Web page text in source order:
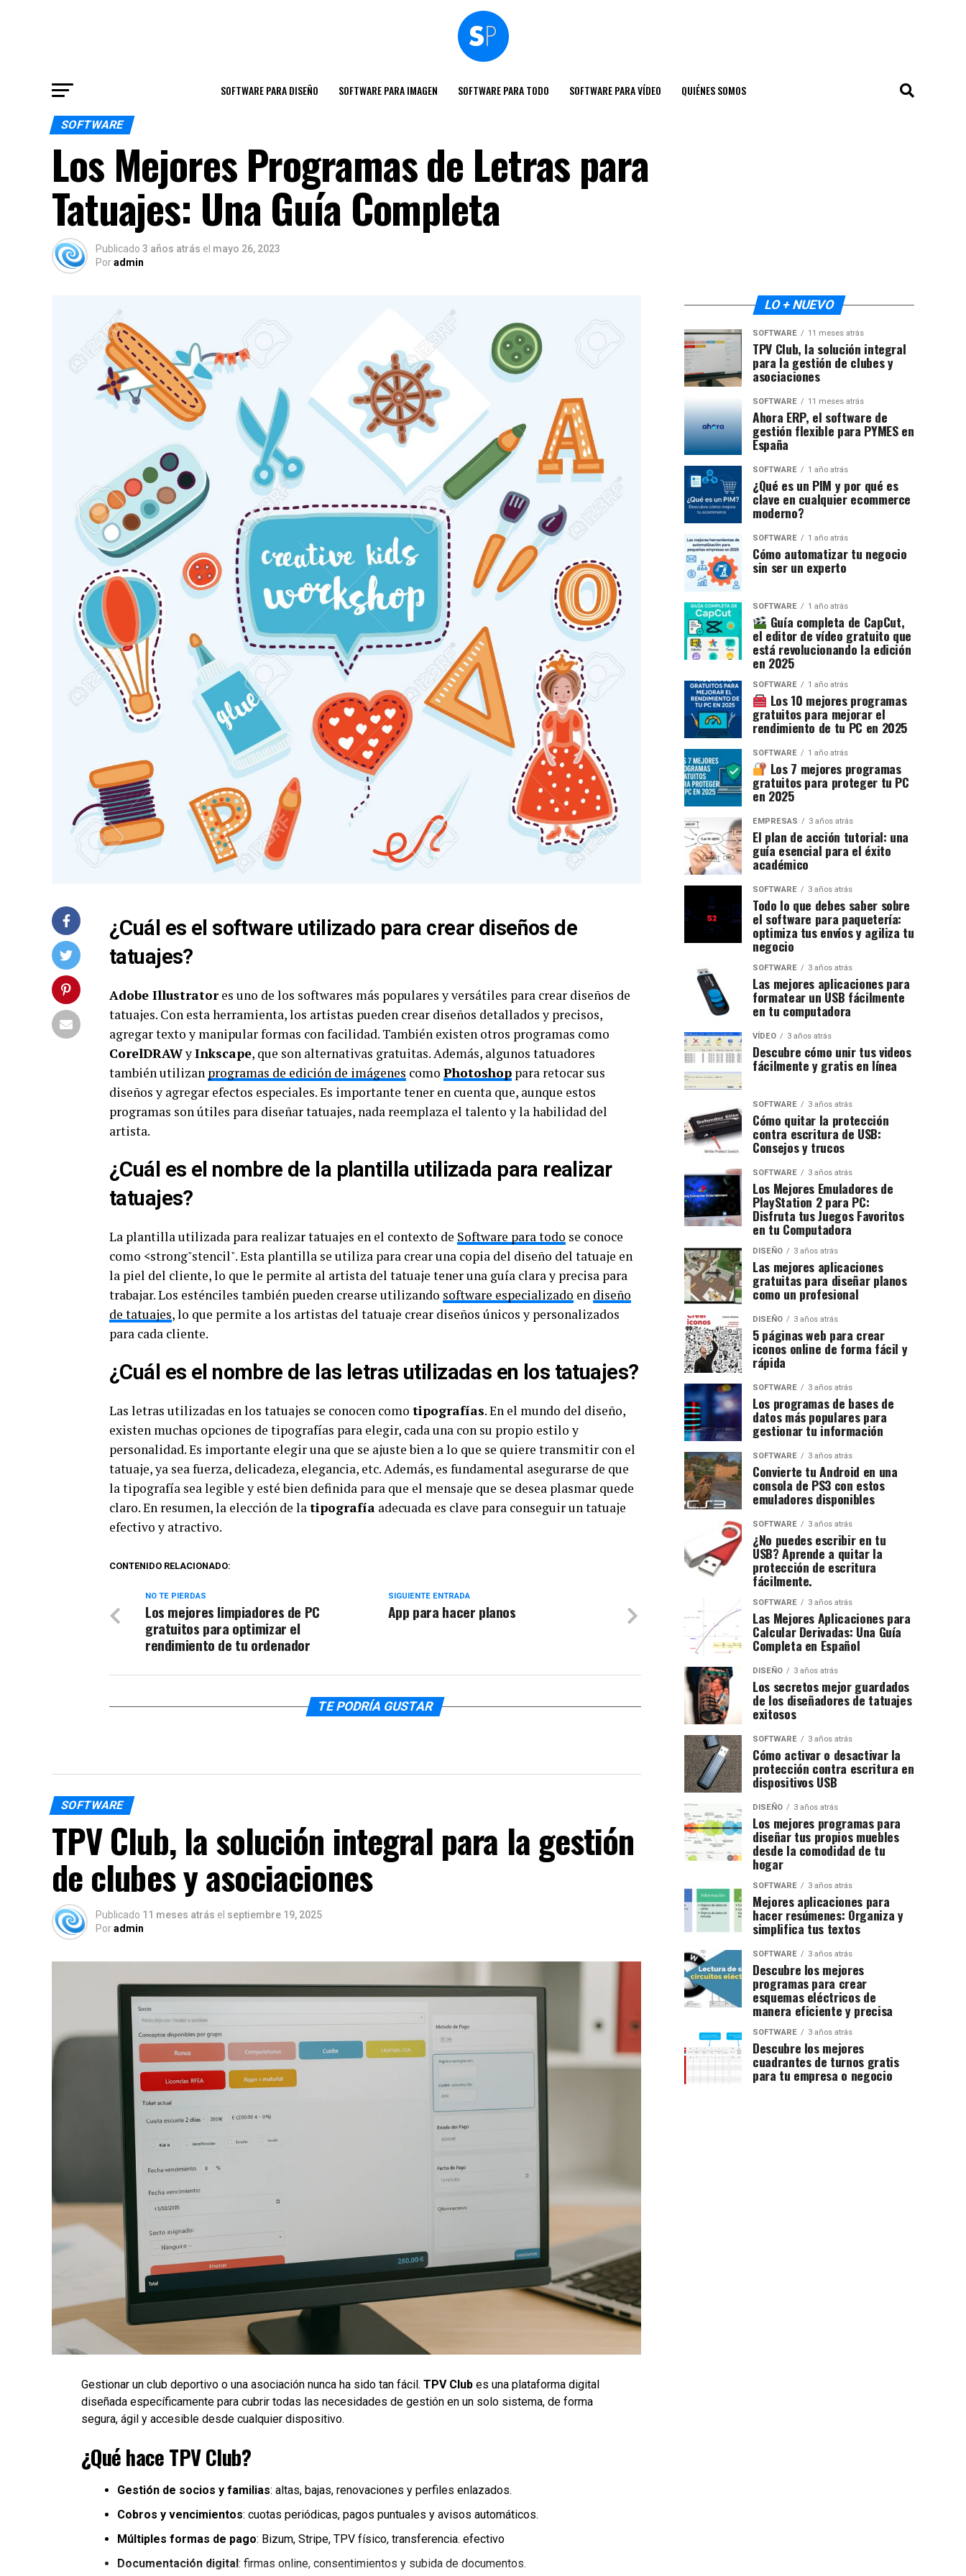
SOFTWARE PARA DISEÑO SOFTWARE PARA IMAGEN SOFTWARE PARA TODO SOFTWARE PARA VÍDEO QUIÉNES SOMOS
SOFTWARE
Los Mejores Programas de Letras para
Tatuajes: Una Guía Completa
Publicado 3 años atrás el mayo 26, 2023
Poradmin
¿Cuál es el software utilizado para crear diseños de
tatuajes?
Adobe Illustratores uno de los softwares más populares y versátiles para crear diseños de
tatuajes. Con esta herramienta, los artistas pueden crear diseños detallados y precisos,
agregar texto y manipular formas con facilidad. También existen otros programas como
CorelDRAWyInkscape, que son alternativas gratuitas. Además, algunos tatuadores
también utilizan programas de edición de imágenes como Photoshop para retocar sus
diseños y agregar efectos especiales. Es importante tener en cuenta que, aunque estos
programas son útiles para diseñar tatuajes, nada reemplaza el talento y la habilidad del
artista.
¿Cuál es el nombre de la plantilla utilizada para realizar
tatuajes?
La plantilla utilizada para realizar tatuajes en el contexto de Software para todo se conoce
como <strong"stencil". Esta plantilla se utiliza para crear una copia del diseño del tatuaje en
la piel del cliente, lo que le permite al artista del tatuaje tener una guía clara y precisa para
trabajar. Los esténciles también pueden crearse utilizando software especializado en diseño
de tatuajes, lo que permite a los artistas del tatuaje crear diseños únicos y personalizados
para cada cliente.
¿Cuál es el nombre de las letras utilizadas en los tatuajes?
Las letras utilizadas en los tatuajes se conocen como tipografías. En el mundo del diseño,
existen muchas opciones de tipografías para elegir, cada una con su propio estilo y
personalidad. Es importante elegir una que se ajuste bien a lo que se quiere transmitir con el
tatuaje, ya sea fuerza, delicadeza, elegancia, etc. Además, es fundamental asegurarse de que
la tipografía sea legible y esté bien definida para que el mensaje que se desea plasmar quede
claro. En resumen, la elección de latipografía adecuada es clave para conseguir un tatuaje
efectivo y atractivo.
CONTENIDO RELACIONADO:
SIGUIENTE ENTRADA
App para hacer planos
NO TE PIERDAS
Los mejores limpiadores de PC
gratuitos para optimizar el
rendimiento de tu ordenador
TE PODRÍA GUSTAR
SOFTWARE
TPV Club, la solución integral para la gestión
de clubes y asociaciones
Publicado 11 meses atrás el septiembre 19, 2025
Poradmin
Gestionar un club deportivo o una asociación nunca ha sido tan fácil. TPV Club es una plataforma digital
diseñada específicamente para cubrir todas las necesidades de gestión en un solo sistema, de forma
segura, ágil y accesible desde cualquier dispositivo.
¿Qué hace TPV Club?
Gestión de socios y familias: altas, bajas, renovaciones y perfiles enlazados.
Cobros y vencimientos: cuotas periódicas, pagos puntuales y avisos automáticos.
Múltiples formas de pago: Bizum, Stripe, TPV físico, transferencia. efectivo
Documentación digital: firmas online, consentimientos y subida de documentos.
LO + NUEVO
SOFTWARE 11 meses atrás
TPV Club, la solución integral
para la gestión de clubes y
asociaciones
SOFTWARE 11 meses atrás
Ahora ERP, el software de
gestión flexible para PYMES en
España
SOFTWARE 1 año atrás
¿Qué es un PIM y por qué es
clave en cualquier ecommerce
moderno?
SOFTWARE 1 año atrás
Cómo automatizar tu negocio
sin ser un experto
SOFTWARE 1 año atrás
Guía completa de CapCut,
el editor de vídeo gratuito que
está revolucionando la edición
en 2025
SOFTWARE 1 año atrás
Los 10 mejores programas
gratuitos para mejorar el
rendimiento de tu PC en 2025
SOFTWARE 1 año atrás
Los 7 mejores programas
gratuitos para proteger tu PC
en 2025
EMPRESAS 3 años atrás
El plan de acción tutorial: una
guía esencial para el éxito
académico
SOFTWARE 3 años atrás
Todo lo que debes saber sobre
el software para paquetería:
optimiza tus envíos y agiliza tu
negocio
SOFTWARE 3 años atrás
Las mejores aplicaciones para
formatear un USB fácilmente
en tu computadora
VÍDEO 3 años atrás
Descubre cómo unir tus videos
fácilmente y gratis en línea
SOFTWARE 3 años atrás
Cómo quitar la protección
contra escritura de USB:
Consejos y trucos
SOFTWARE 3 años atrás
Los Mejores Emuladores de
PlayStation 2 para PC:
Disfruta tus Juegos Favoritos
en tu Computadora
DISEÑO 3 años atrás
Las mejores aplicaciones
gratuitas para diseñar planos
como un profesional
DISEÑO 3 años atrás
5 páginas web para crear
iconos online de forma fácil y
rápida
SOFTWARE 3 años atrás
Los programas de bases de
datos más populares para
gestionar tu información
SOFTWARE 3 años atrás
Convierte tu Android en una
consola de PS3 con estos
emuladores disponibles
SOFTWARE 3 años atrás
¿No puedes escribir en tu
USB? Aprende a quitar la
protección de escritura
fácilmente.
SOFTWARE 3 años atrás
Las Mejores Aplicaciones para
Calcular Derivadas: Una Guía
Completa en Español
DISEÑO 3 años atrás
Los secretos mejor guardados
de los diseñadores de tatuajes
exitosos
SOFTWARE 3 años atrás
Cómo activar o desactivar la
protección contra escritura en
dispositivos USB
DISEÑO 3 años atrás
Los mejores programas para
diseñar tus propios muebles
desde la comodidad de tu
hogar
SOFTWARE 3 años atrás
Mejores aplicaciones para
hacer resúmenes: Organiza y
simplifica tus textos
SOFTWARE 3 años atrás
Descubre los mejores
programas para crear
esquemas eléctricos de
manera eficiente y precisa
SOFTWARE 3 años atrás
Descubre los mejores
cuadrantes de turnos gratis
para tu empresa o negocio